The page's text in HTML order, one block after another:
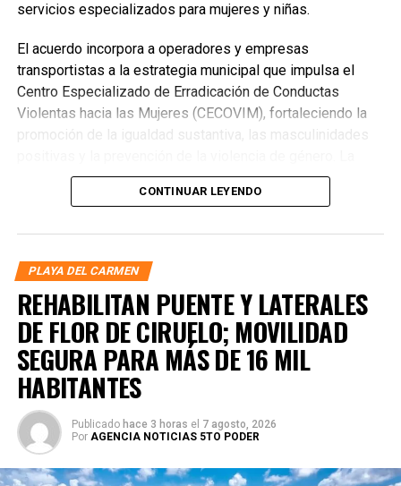
servicios especializados para mujeres y niñas.
El acuerdo incorpora a operadores y empresas
transportistas a la estrategia municipal que impulsa el
Centro Especializado de Erradicación de Conductas
Violentas hacia las Mujeres (CECOVIM), fortaleciendo la
promoción de la igualdad sustantiva, las masculinidades
alcaldesa destacó que la construcción de una ciudad
segura requiere la participación activa de todos los
sensibilización para miles de usuarios.
CONTINUAR LEYENDO
PLAYA DEL CARMEN
REHABILITAN PUENTE Y LATERALES
DE FLOR DE CIRUELO; MOVILIDAD
SEGURA PARA MÁS DE 16 MIL
HABITANTES
Publicado hace 3 horas el 7 agosto, 2026
Por AGENCIA NOTICIAS 5TO PODER